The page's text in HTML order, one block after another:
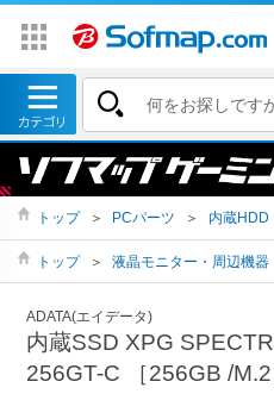
トップ ＞ PCパーツ ＞ 内蔵HDD
トップ ＞ 液晶モニター・周辺機器
ADATA(エイデータ)
内蔵SSD XPG
256GT-C ［256GB /M.2